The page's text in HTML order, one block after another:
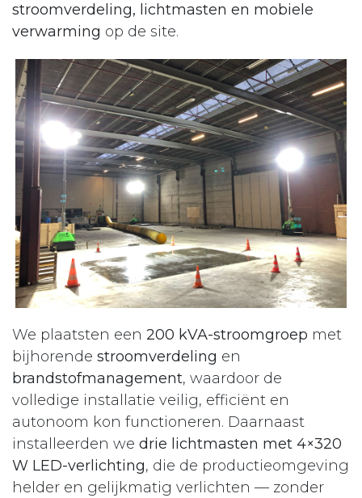
stroomverdeling, lichtmasten en mobiele
verwarming op de site.
We plaatsten een 200 kVA-stroomgroep met
bijhorende stroomverdeling en
brandstofmanagement, waardoor de
volledige installatie veilig, efficiënt en
autonoom kon functioneren. Daarnaast
installeerden we drie lichtmasten met 4×320
W LED-verlichting, die de productieomgeving
helder en gelijkmatig verlichten — zonder